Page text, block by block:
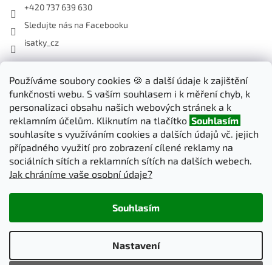
Používáme soubory cookies 🍪 a další údaje k zajištění
funkčnosti webu. S vaším souhlasem i k měření chyb, k
personalizaci obsahu našich webových stránek a k
reklamním účelům. Kliknutím na tlačítko Souhlasím
souhlasíte s využíváním cookies a dalších údajů vč. jejich
případného využití pro zobrazení cílené reklamy na
sociálních sítích a reklamních sítích na dalších webech.
Jak chráníme vaše osobní údaje?
Nastavení
Souhlasím
+420 737 639 630
Sledujte nás na Facebooku
isatky_cz
Odebírat newsletter
Vložte svůj e-mail a my vám budeme zasílat informace o nových
produktech na našem e-shopu.
E-mail
PŘIHLÁSIT SE